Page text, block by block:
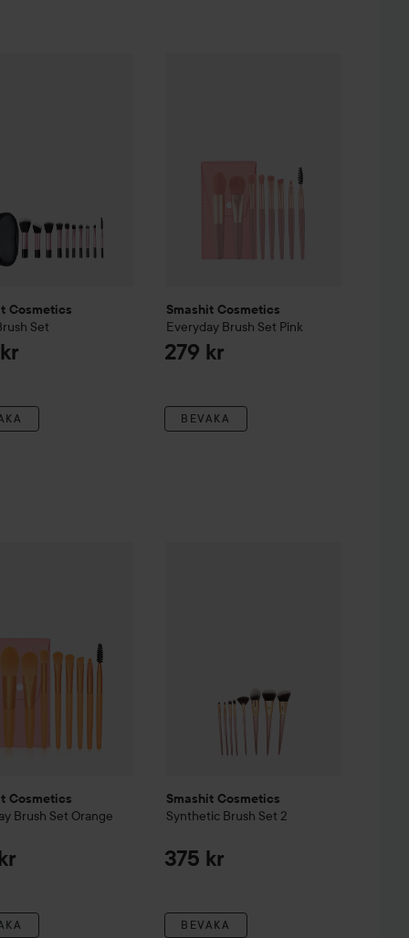
Cosmetics
Set
Smashit Cosmetics
Everyday Brush Set Pink
279 kr
BEVAKA
Cosmetics
Brush Set Orange
Smashit Cosmetics
Synthetic Brush Set 2
375 kr
BEVAKA